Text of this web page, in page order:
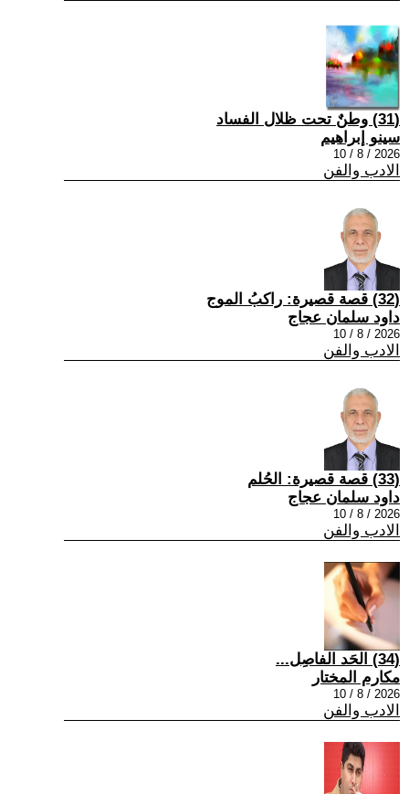
(31) وطنٌ تحت ظلال الفساد
سينو إبراهيم
2026 / 8 / 10
الادب والفن
(32) قصة قصيرة: راكبُ الموج
داود سلمان عجاج
2026 / 8 / 10
الادب والفن
(33) قصة قصيرة: الحُلم
داود سلمان عجاج
2026 / 8 / 10
الادب والفن
(34) الحَد الفاصِل...
مكارم المختار
2026 / 8 / 10
الادب والفن